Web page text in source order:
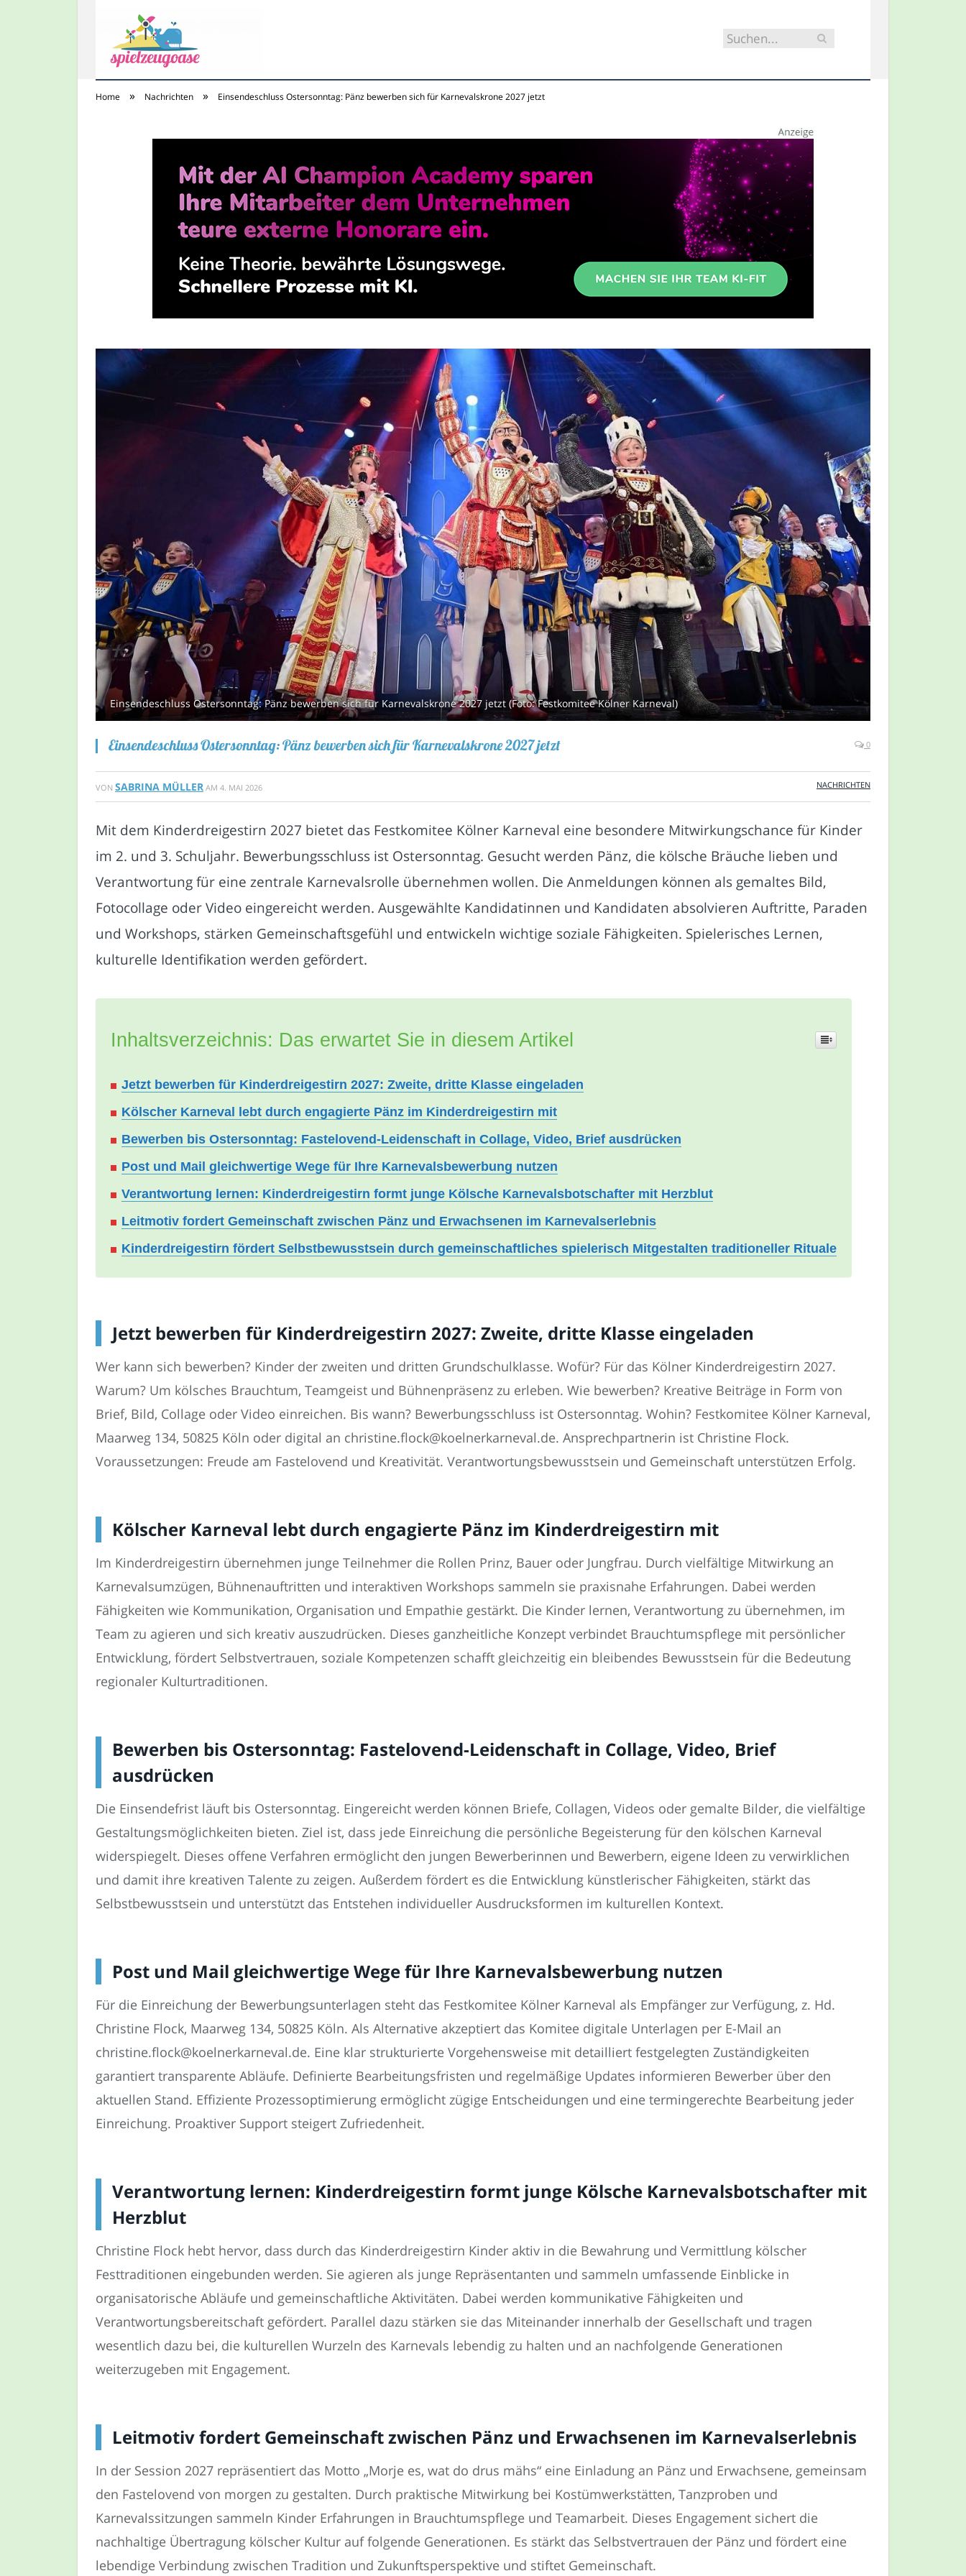
Home » Nachrichten » Einsendeschluss Ostersonntag: Pänz bewerben sich für Karnevalskrone 2027 jetzt
Einsendeschluss Ostersonntag: Pänz bewerben sich für Karnevalskrone 2027 jetzt (Foto: Festkomitee Kölner Karneval)
Einsendeschluss Ostersonntag: Pänz bewerben sich für Karnevalskrone 2027 jetzt 0
VON SABRINA MÜLLER AM 4. MAI 2026 NACHRICHTEN
Mit dem Kinderdreigestirn 2027 bietet das Festkomitee Kölner Karneval eine besondere Mitwirkungschance für Kinder
im 2. und 3. Schuljahr. Bewerbungsschluss ist Ostersonntag. Gesucht werden Pänz, die kölsche Bräuche lieben und
Verantwortung für eine zentrale Karnevalsrolle übernehmen wollen. Die Anmeldungen können als gemaltes Bild,
Fotocollage oder Video eingereicht werden. Ausgewählte Kandidatinnen und Kandidaten absolvieren Auftritte, Paraden
und Workshops, stärken Gemeinschaftsgefühl und entwickeln wichtige soziale Fähigkeiten. Spielerisches Lernen,
kulturelle Identifikation werden gefördert.
Inhaltsverzeichnis: Das erwartet Sie in diesem Artikel
Jetzt bewerben für Kinderdreigestirn 2027: Zweite, dritte Klasse eingeladen
Kölscher Karneval lebt durch engagierte Pänz im Kinderdreigestirn mit
Bewerben bis Ostersonntag: Fastelovend-Leidenschaft in Collage, Video, Brief ausdrücken
Post und Mail gleichwertige Wege für Ihre Karnevalsbewerbung nutzen
Verantwortung lernen: Kinderdreigestirn formt junge Kölsche Karnevalsbotschafter mit Herzblut
Leitmotiv fordert Gemeinschaft zwischen Pänz und Erwachsenen im Karnevalserlebnis
Kinderdreigestirn fördert Selbstbewusstsein durch gemeinschaftliches spielerisch Mitgestalten traditioneller Rituale
Jetzt bewerben für Kinderdreigestirn 2027: Zweite, dritte Klasse eingeladen
Wer kann sich bewerben? Kinder der zweiten und dritten Grundschulklasse. Wofür? Für das Kölner Kinderdreigestirn 2027.
Warum? Um kölsches Brauchtum, Teamgeist und Bühnenpräsenz zu erleben. Wie bewerben? Kreative Beiträge in Form von
Brief, Bild, Collage oder Video einreichen. Bis wann? Bewerbungsschluss ist Ostersonntag. Wohin? Festkomitee Kölner Karneval,
Maarweg 134, 50825 Köln oder digital an christine.flock@koelnerkarneval.de. Ansprechpartnerin ist Christine Flock.
Voraussetzungen: Freude am Fastelovend und Kreativität. Verantwortungsbewusstsein und Gemeinschaft unterstützen Erfolg.
Kölscher Karneval lebt durch engagierte Pänz im Kinderdreigestirn mit
Im Kinderdreigestirn übernehmen junge Teilnehmer die Rollen Prinz, Bauer oder Jungfrau. Durch vielfältige Mitwirkung an
Karnevalsumzügen, Bühnenauftritten und interaktiven Workshops sammeln sie praxisnahe Erfahrungen. Dabei werden
Fähigkeiten wie Kommunikation, Organisation und Empathie gestärkt. Die Kinder lernen, Verantwortung zu übernehmen, im
Team zu agieren und sich kreativ auszudrücken. Dieses ganzheitliche Konzept verbindet Brauchtumspflege mit persönlicher
Entwicklung, fördert Selbstvertrauen, soziale Kompetenzen schafft gleichzeitig ein bleibendes Bewusstsein für die Bedeutung
regionaler Kulturtraditionen.
Bewerben bis Ostersonntag: Fastelovend-Leidenschaft in Collage, Video, Brief
ausdrücken
Die Einsendefrist läuft bis Ostersonntag. Eingereicht werden können Briefe, Collagen, Videos oder gemalte Bilder, die vielfältige
Gestaltungsmöglichkeiten bieten. Ziel ist, dass jede Einreichung die persönliche Begeisterung für den kölschen Karneval
widerspiegelt. Dieses offene Verfahren ermöglicht den jungen Bewerberinnen und Bewerbern, eigene Ideen zu verwirklichen
und damit ihre kreativen Talente zu zeigen. Außerdem fördert es die Entwicklung künstlerischer Fähigkeiten, stärkt das
Selbstbewusstsein und unterstützt das Entstehen individueller Ausdrucksformen im kulturellen Kontext.
Post und Mail gleichwertige Wege für Ihre Karnevalsbewerbung nutzen
Für die Einreichung der Bewerbungsunterlagen steht das Festkomitee Kölner Karneval als Empfänger zur Verfügung, z. Hd.
Christine Flock, Maarweg 134, 50825 Köln. Als Alternative akzeptiert das Komitee digitale Unterlagen per E-Mail an
christine.flock@koelnerkarneval.de. Eine klar strukturierte Vorgehensweise mit detailliert festgelegten Zuständigkeiten
garantiert transparente Abläufe. Definierte Bearbeitungsfristen und regelmäßige Updates informieren Bewerber über den
aktuellen Stand. Effiziente Prozessoptimierung ermöglicht zügige Entscheidungen und eine termingerechte Bearbeitung jeder
Einreichung. Proaktiver Support steigert Zufriedenheit.
Verantwortung lernen: Kinderdreigestirn formt junge Kölsche Karnevalsbotschafter mit
Herzblut
Christine Flock hebt hervor, dass durch das Kinderdreigestirn Kinder aktiv in die Bewahrung und Vermittlung kölscher
Festtraditionen eingebunden werden. Sie agieren als junge Repräsentanten und sammeln umfassende Einblicke in
organisatorische Abläufe und gemeinschaftliche Aktivitäten. Dabei werden kommunikative Fähigkeiten und
Verantwortungsbereitschaft gefördert. Parallel dazu stärken sie das Miteinander innerhalb der Gesellschaft und tragen
wesentlich dazu bei, die kulturellen Wurzeln des Karnevals lebendig zu halten und an nachfolgende Generationen
weiterzugeben mit Engagement.
Leitmotiv fordert Gemeinschaft zwischen Pänz und Erwachsenen im Karnevalserlebnis
In der Session 2027 repräsentiert das Motto „Morje es, wat do drus mähs“ eine Einladung an Pänz und Erwachsene, gemeinsam
den Fastelovend von morgen zu gestalten. Durch praktische Mitwirkung bei Kostümwerkstätten, Tanzproben und
Karnevalssitzungen sammeln Kinder Erfahrungen in Brauchtumspflege und Teamarbeit. Dieses Engagement sichert die
nachhaltige Übertragung kölscher Kultur auf folgende Generationen. Es stärkt das Selbstvertrauen der Pänz und fördert eine
lebendige Verbindung zwischen Tradition und Zukunftsperspektive und stiftet Gemeinschaft.